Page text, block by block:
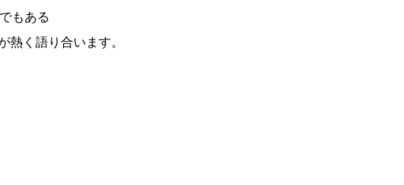
もある
熱く語り合います。